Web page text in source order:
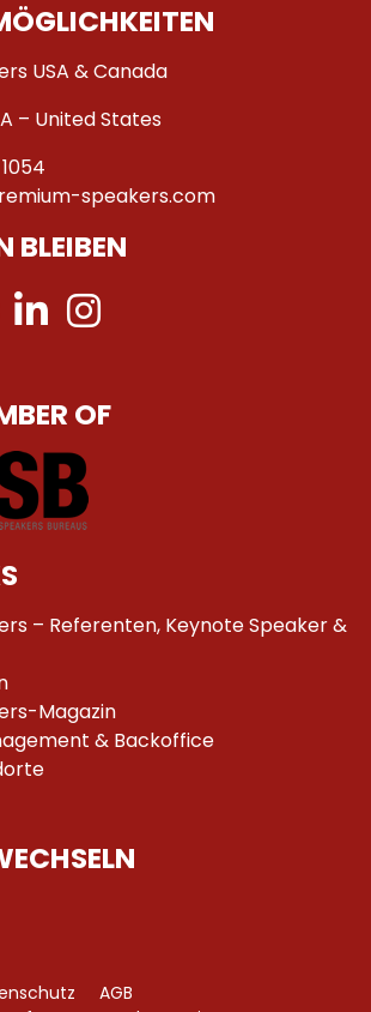
USA & Canada
– United States
speakers.com
BLEIBEN
OF
– Referenten, Keynote Speaker &
Magazin
& Backoffice
AGB